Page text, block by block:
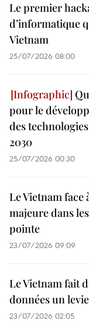
Le premier
d’informatique
Vietnam
25/07/2026 08:00
pour le
des
2030
25/07/2026 00:30
Le Vietnam
majeure dans
pointe
23/07/2026 09:09
Le Vietnam fait
données un
23/07/2026 02:05